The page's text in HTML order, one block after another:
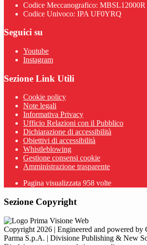
Codice Meccanografico: MBSL12000R
Codice Univoco: IPA UF0YRQ
Seguici su
Youtube
Instagram
Sezione Link Utili
Cookie policy
Note legali
Informativa Privacy
Ufficio Relazioni con il Pubblico
Dichiarazione di accessibilità
Obiettivi di accessibilità
Whistleblowing
Gestione consensi cookie
Amministrazione trasparente
Pagina visualizzata 958 volte
Sezione Copyright
Copyright 2026 | Engineered and powered by
Parma S.p.A. | Divisione Publishing & New